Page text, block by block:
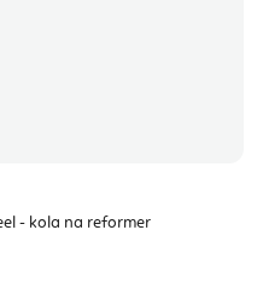
- kola na reformer